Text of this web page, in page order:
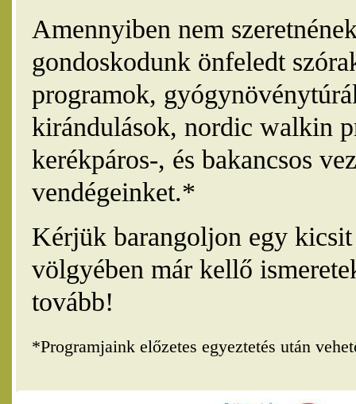
Amennyiben nem
gondoskodunk önfeledt
programok,
kirándulások, nordic walkin
kerékpáros-, és bakancsos
vendégeinket.*
Kérjük barangoljon egy
völgyében már kellő
tovább!
*Programjaink előzetes egyeztetés után